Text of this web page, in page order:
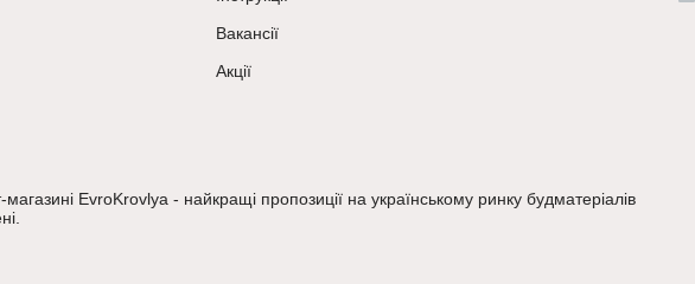
Вакансії
Акції
магазині EvroKrovlya - найкращі пропозиції на українському ринку будматеріалів